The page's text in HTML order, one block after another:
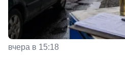
вчера в 15:18